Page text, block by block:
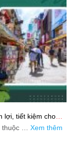
lợi, tiết kiệm cho
thuộc … Xem thêm